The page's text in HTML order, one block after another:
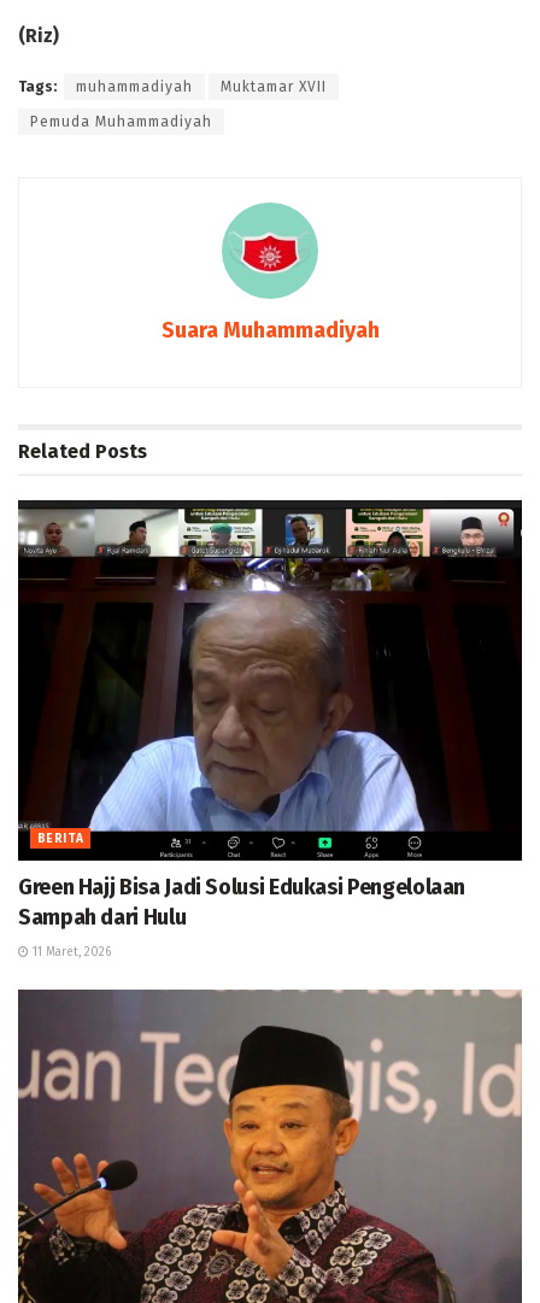
(Riz)
Tags: muhammadiyah Muktamar XVII
Pemuda Muhammadiyah
Suara Muhammadiyah
Related Posts
BERITA
Green Hajj Bisa Jadi Solusi Edukasi Pengelolaan
Sampah dari Hulu
11 Maret, 2026